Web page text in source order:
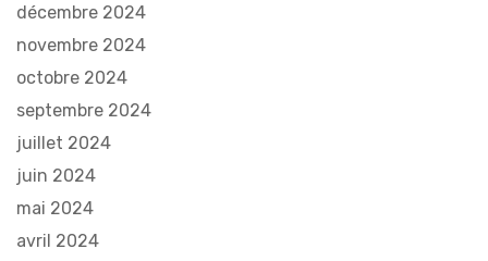
décembre 2024
novembre 2024
octobre 2024
septembre 2024
juillet 2024
juin 2024
mai 2024
avril 2024